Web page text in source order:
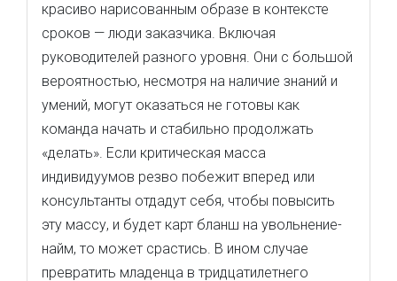
красиво нарисованным образе в контексте
сроков — люди заказчика. Включая
руководителей разного уровня. Они с большой
вероятностью, несмотря на наличие знаний и
умений, могут оказаться не готовы как
команда начать и стабильно продолжать
«делать». Если критическая масса
индивидуумов резво побежит вперед или
консультанты отдадут себя, чтобы повысить
эту массу, и будет карт бланш на увольнение-
найм, то может срастись. В ином случае
превратить младенца в тридцатилетнего